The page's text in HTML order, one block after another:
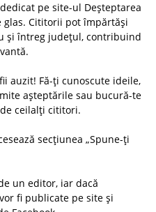
pe site-ul Deșteptarea
Cititorii pot împărtăși
și întreg județul, contribuind
auzit! Fă-ți cunoscute ideile,
așteptările sau bucură-te
ceilalți cititori.
secțiunea „Spune-ți
un editor, iar dacă
fi publicate pe site și